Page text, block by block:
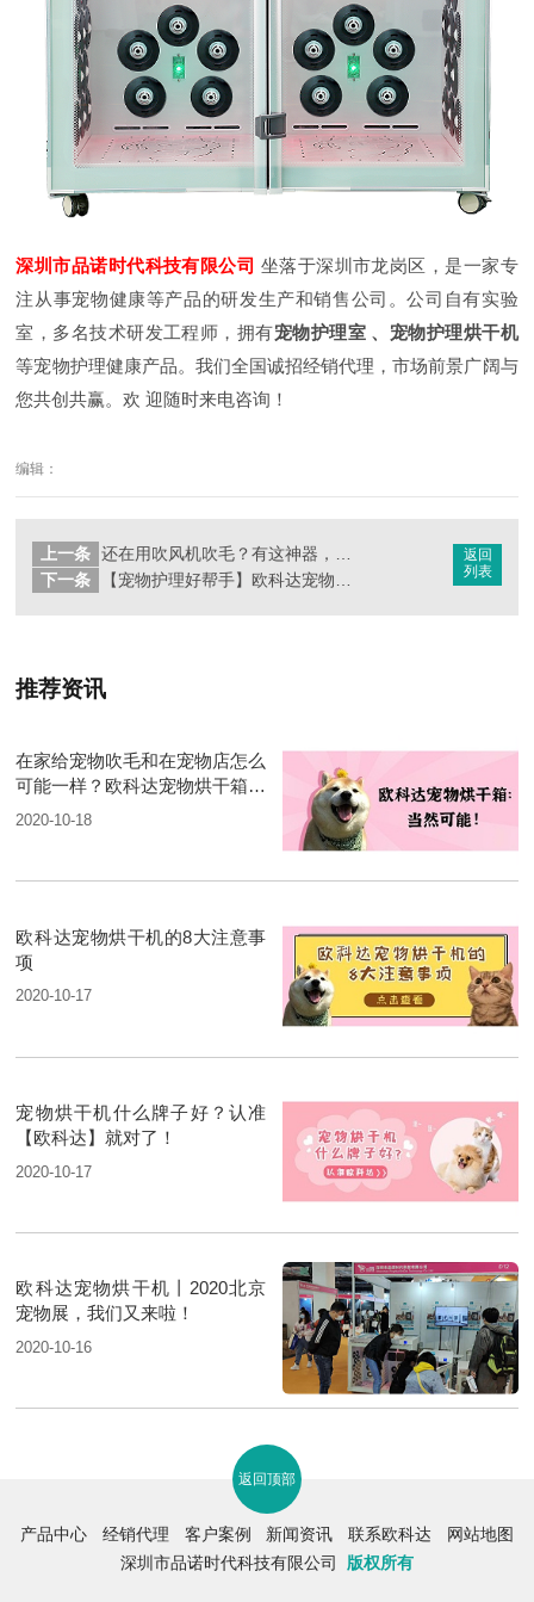
深圳市品诺时代科技有限公司 坐落于深圳市龙岗区，是一家专
注从事宠物健康等产品的研发生产和销售公司。公司自有实验
室，多名技术研发工程师，拥有宠物护理室 、宠物护理烘干机
等宠物护理健康产品。我们全国诚招经销代理，市场前景广阔与
您共创共赢。欢 迎随时来电咨询！
编辑：
返回
列表
上一条
下一条
推荐资讯
在家给宠物吹毛和在宠物店怎么
可能一样？欧科达宠物烘干箱：
当然可能
2020-10-18
欧科达宠物烘干机的8大注意事
项
2020-10-17
宠物烘干机什么牌子好？认准
【欧科达】就对了！
2020-10-17
欧科达宠物烘干机丨2020北京
宠物展，我们又来啦！
2020-10-16
返回顶部
产品中心 经销代理 客户案例 新闻资讯 联系欧科达
网站地图
深圳市品诺时代科技有限公司
版权所有